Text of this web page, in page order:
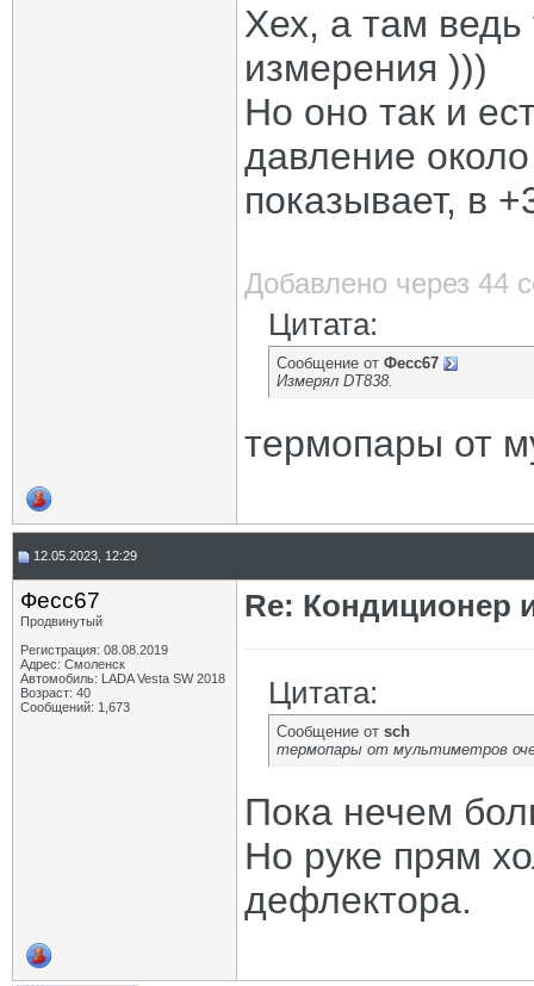
Хех, а там
измерения )))
Но оно так и
давление
показывает, в
Добавлено через 44
Цитата:
Сообщение от Фесс67
Измерял DT838.
термопары от
12.05.2023, 12:29
Фесс67
Продвинутый
Регистрация: 08.08.2019
Адрес: Смоленск
Автомобиль: LADA Vesta SW 2018
Возраст: 40
Сообщений: 1,673
Re: Кондиционер
Цитата:
Сообщение от sch
термопары от мультиметров
Пока нечем
Но руке прям
дефлектора.